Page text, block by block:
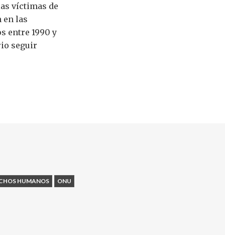
víctimas de
en las
entre 1990 y
seguir
HUMANOS ONU